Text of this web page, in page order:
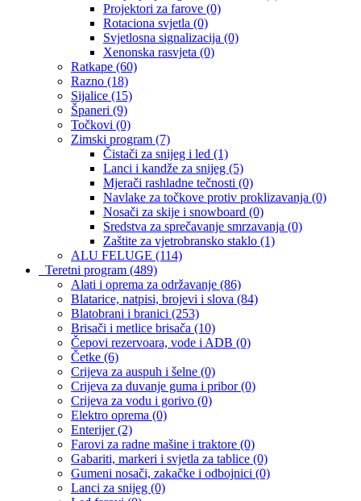
Projektori za farove (0)
Rotaciona svjetla (0)
Svjetlosna signalizacija (0)
Xenonska rasvjeta (0)
Ratkape (60)
Razno (18)
Sijalice (15)
Španeri (9)
Točkovi (0)
Zimski program (7)
Čistači za snijeg i led (1)
Lanci i kandže za snijeg (5)
Mjerači rashladne tečnosti (0)
Navlake za točkove protiv proklizavanja (0)
Nosači za skije i snowboard (0)
Sredstva za sprečavanje smrzavanja (0)
Zaštite za vjetrobransko staklo (1)
ALU FELUGE (114)
Teretni program (489)
Alati i oprema za održavanje (86)
Blatarice, natpisi, brojevi i slova (84)
Blatobrani i branici (253)
Brisači i metlice brisača (10)
Čepovi rezervoara, vode i ADB (0)
Četke (6)
Crijeva za auspuh i šelne (0)
Crijeva za duvanje guma i pribor(0)
Crijeva za vodu i gorivo (0)
Elektro oprema (0)
Enterijer(2)
Farovi za radne mašine i traktore (0)
Gabariti, markeri i svjetla za tablice (0)
Gumeni nosači, zakačke i odbojnici (0)
Lanci za snijeg (0)